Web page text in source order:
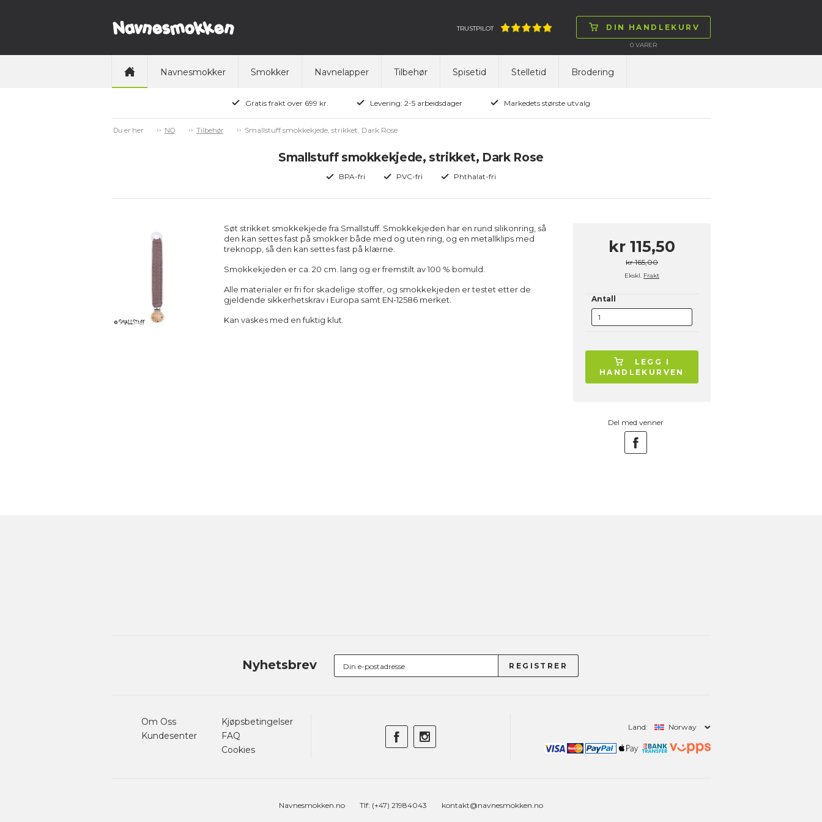
DIN HANDLEKURV
0VARER
TRUSTPILOT
Navnesmokker Smokker Navnelapper Tilbehør Spisetid Stelletid Brodering
Gratis frakt over 699 kr. Levering: 2-5 arbeidsdager Markedets største utvalg
Du er her NO Tilbehør Smallstuff smokkekjede, strikket, Dark Rose
Smallstuff smokkekjede, strikket, Dark Rose
BPA-fri PVC-fri Phthalat-fri
Søt strikket smokkekjede fra Smallstuff. Smokkekjeden har en rund silikonring, så
den kan settes fast på smokker både med og uten ring, og en metallklips med
treknopp, så den kan settes fast på klærne.
Smokkekjeden er ca. 20 cm. lang og er fremstilt av 100 % bomuld.
Alle materialer er fri for skadelige stoffer, og smokkekjeden er testet etter de
gjeldende sikkerhetskrav i Europa samt EN-12586 merket.
Kan vaskes med en fuktig klut.
kr 115,50
kr 165,00
Ekskl. Frakt
Antall
LEGG I
HANDLEKURVEN
Del med venner
Nyhetsbrev
Om Oss
Kundesenter
Kjøpsbetingelser
FAQ
Cookies
Land: Norway
Navnesmokken.no Tlf: (+47) 21984043 kontakt@navnesmokken.no